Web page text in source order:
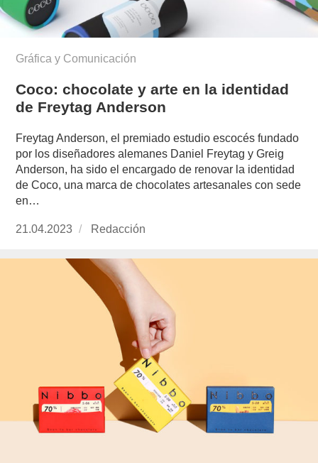
Gráfica y Comunicación
Coco: chocolate y arte en la identidad
de Freytag Anderson
Freytag Anderson, el premiado estudio escocés fundado
por los diseñadores alemanes Daniel Freytag y Greig
Anderson, ha sido el encargado de renovar la identidad
de Coco, una marca de chocolates artesanales con sede
en…
Publicado
21.04.2023 https://www.experimenta.es/author/redaccion/
Redacción